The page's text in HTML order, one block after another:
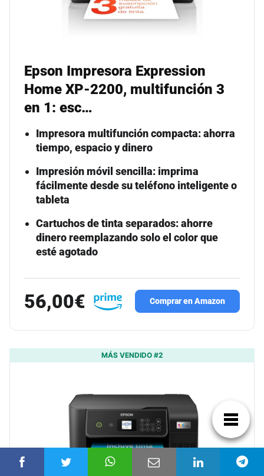
Epson Impresora Expression
Home XP-2200, multifunción 3
en 1: esc…
Impresora multifunción compacta: ahorra
tiempo, espacio y dinero
Impresión móvil sencilla: imprima
fácilmente desde su teléfono inteligente o
tableta
Cartuchos de tinta separados: ahorre
dinero reemplazando solo el color que
esté agotado
56,00€ Comprar en Amazon
MÁS VENDIDO #2